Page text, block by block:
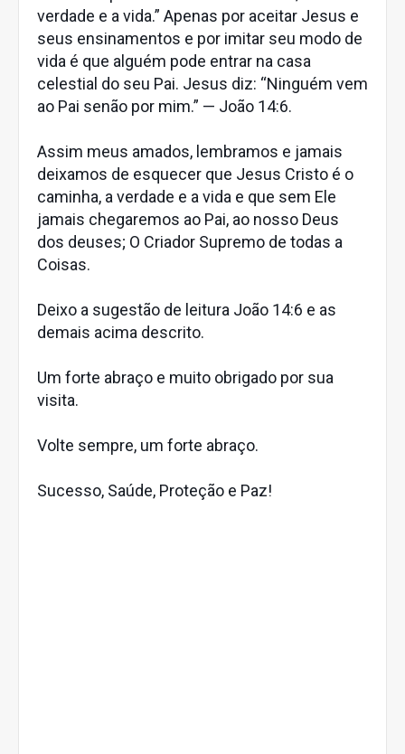
verdade e a vida.” Apenas por aceitar Jesus e
seus ensinamentos e por imitar seu modo de
vida é que alguém pode entrar na casa
celestial do seu Pai. Jesus diz: “Ninguém vem
ao Pai senão por mim.” — João 14:6.
Assim meus amados, lembramos e jamais
deixamos de esquecer que Jesus Cristo é o
caminha, a verdade e a vida e que sem Ele
jamais chegaremos ao Pai, ao nosso Deus
dos deuses; O Criador Supremo de todas a
Coisas.
Deixo a sugestão de leitura João 14:6 e as
demais acima descrito.
Um forte abraço e muito obrigado por sua
visita.
Volte sempre, um forte abraço.
Sucesso, Saúde, Proteção e Paz!